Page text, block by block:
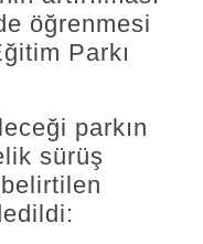
öğrenmesi
Parkı
parkın
sürüş